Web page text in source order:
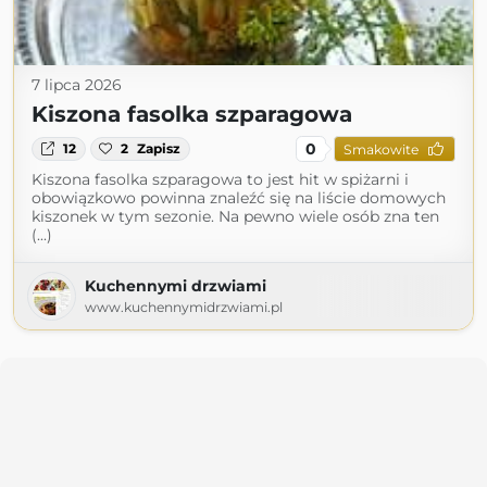
7 lipca 2026
Kiszona fasolka szparagowa
12 2 Zapisz 0 Smakowite
Kiszona fasolka szparagowa to jest hit w spiżarni i
obowiązkowo powinna znaleźć się na liście domowych
kiszonek w tym sezonie. Na pewno wiele osób zna ten
(...)
Kuchennymi drzwiami
www.kuchennymidrzwiami.pl